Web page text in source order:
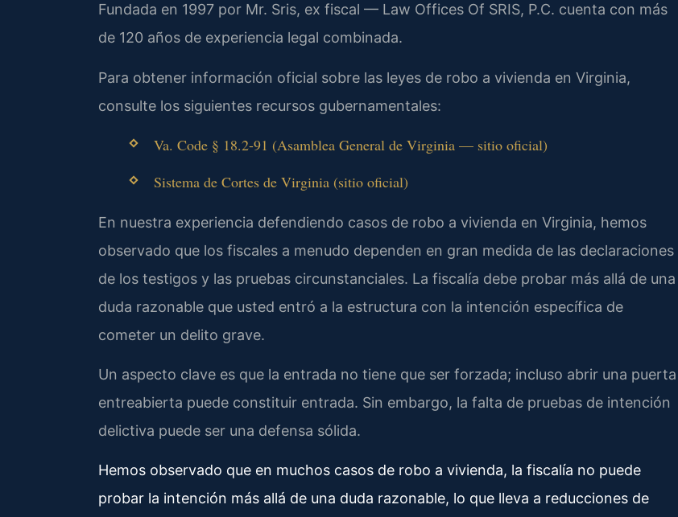
Fundada en 1997 por Mr. Sris, ex fiscal — Law Offices Of SRIS, P.C. cuenta con más
de 120 años de experiencia legal combinada.
Para obtener información oficial sobre las leyes de robo a vivienda en Virginia,
consulte los siguientes recursos gubernamentales:
Va. Code § 18.2-91 (Asamblea General de Virginia — sitio oficial)
Sistema de Cortes de Virginia (sitio oficial)
En nuestra experiencia defendiendo casos de robo a vivienda en Virginia, hemos
observado que los fiscales a menudo dependen en gran medida de las declaraciones
de los testigos y las pruebas circunstanciales. La fiscalía debe probar más allá de una
duda razonable que usted entró a la estructura con la intención específica de
cometer un delito grave.
Un aspecto clave es que la entrada no tiene que ser forzada; incluso abrir una puerta
entreabierta puede constituir entrada. Sin embargo, la falta de pruebas de intención
delictiva puede ser una defensa sólida.
Hemos observado que en muchos casos de robo a vivienda, la fiscalía no puede
probar la intención más allá de una duda razonable, lo que lleva a reducciones de